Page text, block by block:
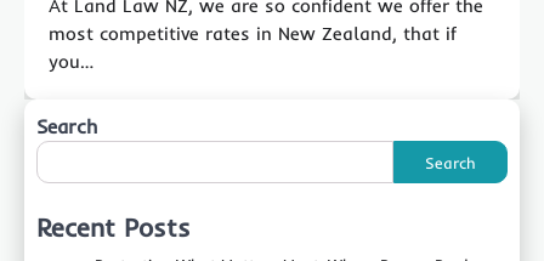
At Land Law NZ, we are so confident we offer the
most competitive rates in New Zealand, that if
you…
Search
Search
Recent Posts